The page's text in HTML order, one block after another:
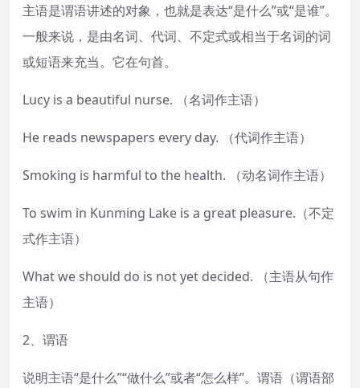
主语是谓语讲述的对象，也就是表达“是什么”或“是谁”。
一般来说，是由名词、代词、不定式或相当于名词的词
或短语来充当。它在句首。
Lucy is a beautiful nurse. （名词作主语）
He reads newspapers every day. （代词作主语）
Smoking is harmful to the health. （动名词作主语）
To swim in Kunming Lake is a great pleasure.（不定
式作主语）
What we should do is not yet decided. （主语从句作
主语）
2、谓语
说明主语“是什么”“做什么”或者“怎么样”。谓语（谓语部